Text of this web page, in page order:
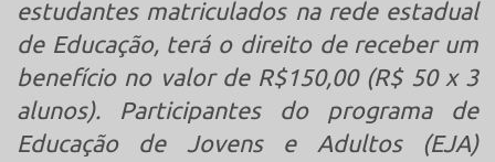
estudantes matriculados na rede estadual
de Educação, terá o direito de receber um
benefício no valor de R$150,00 (R$ 50 x 3
alunos). Participantes do programa de
Educação de Jovens e Adultos (EJA)